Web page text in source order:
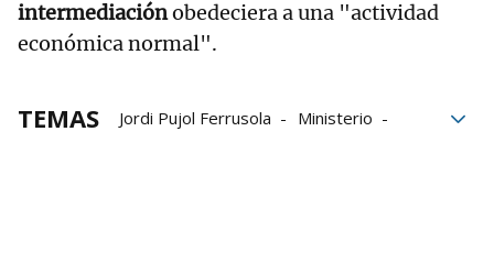
intermediaciónobedeciera a una "actividad
económica normal".
TEMAS Jordi Pujol Ferrusola
Ministerio